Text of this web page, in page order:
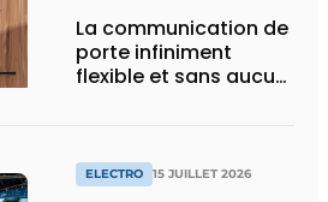
La communication de
porte infiniment
flexible et sans aucun
ELECTRO 15 JUILLET 2026